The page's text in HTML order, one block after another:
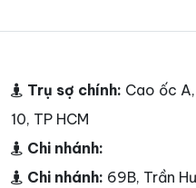
Trụ sợ chính: Cao ốc
10, TP HCM
Chi nhánh:
Chi nhánh: 69B, Trần